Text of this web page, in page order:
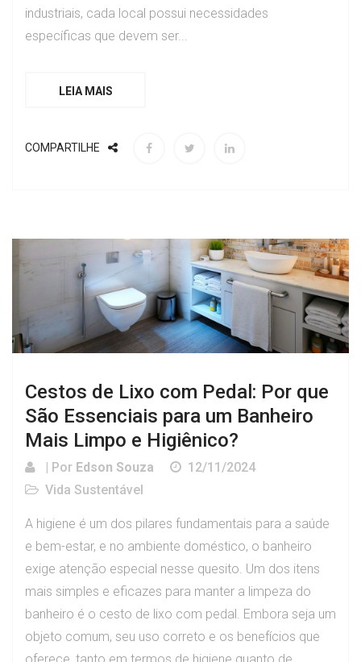
industriais, cada local possui necessidades
específicas que devem ser...
LEIA MAIS
COMPARTILHE
Cestos de Lixo com Pedal: Por que
São Essenciais para um Banheiro
Mais Limpo e Higiênico?
| Por Edson Souza
12/11/2024
Vida Sustentável
A higiene é um dos pilares fundamentais para a saúde
e bem-estar, e no ambiente doméstico, o banheiro
exige atenção especial nesse quesito. Um dos itens
mais simples e eficazes para manter a limpeza do
banheiro é o cesto de lixo com pedal. Embora seja um
objeto comum, seu uso correto e os benefícios que